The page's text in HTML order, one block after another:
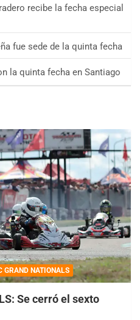
recibe la fecha especial
fue sede de la quinta fecha
la quinta fecha en Santiago
GRAND NATIONALS
Se cerró el sexto